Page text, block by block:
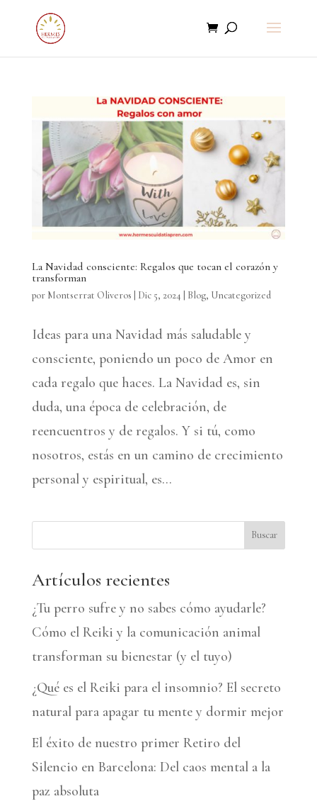
La Navidad consciente: Regalos que tocan el corazón y
transforman
por Montserrat Oliveros Dic 5, 2024 Blog, Uncategorized
Ideas para una Navidad más saludable y
consciente, poniendo un poco de Amor en
cada regalo que haces. La Navidad es, sin
duda, una época de celebración, de
reencuentros y de regalos. Y si tú, como
nosotros, estás en un camino de crecimiento
personal y espiritual, es...
Buscar
Artículos recientes
¿Tu perro sufre y no sabes cómo ayudarle?
Cómo el Reiki y la comunicación animal
transforman su bienestar (y el tuyo)
¿Qué es el Reiki para el insomnio? El secreto
natural para apagar tu mente y dormir mejor
El éxito de nuestro primer Retiro del
Silencio en Barcelona: Del caos mental a la
paz absoluta